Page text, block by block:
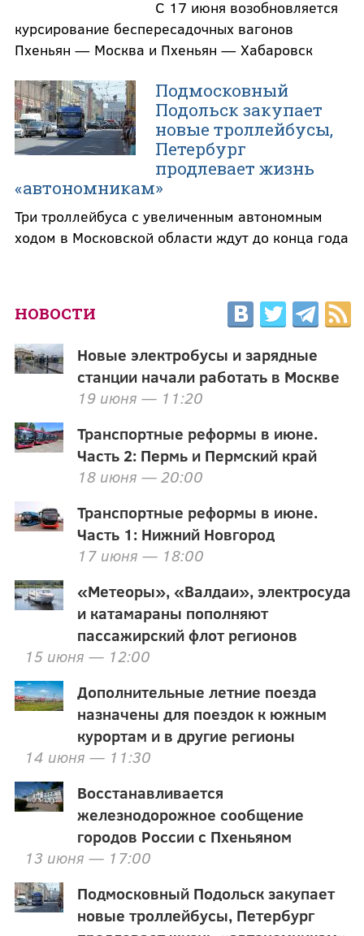
С 17 июня возобновляется
курсирование беспересадочных вагонов
Пхеньян — Москва и Пхеньян — Хабаровск
Подмосковный
Подольск закупает
новые троллейбусы,
Петербург
продлевает жизнь
«автономникам»
Три троллейбуса с увеличенным автономным
ходом в Московской области ждут до конца года
НОВОСТИ
Новые электробусы и зарядные
станции начали работать в Москве
19 июня — 11:20
Транспортные реформы в июне.
Часть 2: Пермь и Пермский край
18 июня — 20:00
Транспортные реформы в июне.
Часть 1: Нижний Новгород
17 июня — 18:00
«Метеоры», «Валдаи», электросуда
и катамараны пополняют
пассажирский флот регионов
15 июня — 12:00
Дополнительные летние поезда
назначены для поездок к южным
курортам и в другие регионы
14 июня — 11:30
Восстанавливается
железнодорожное сообщение
городов России с Пхеньяном
13 июня — 17:00
Подмосковный Подольск закупает
новые троллейбусы, Петербург